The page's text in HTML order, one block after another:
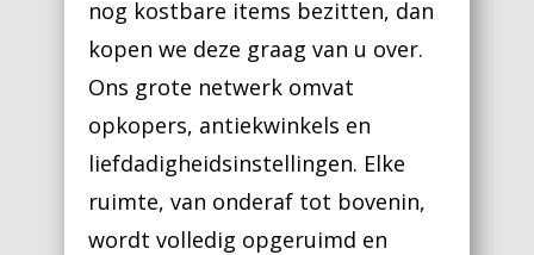
nog kostbare items bezitten, dan
kopen we deze graag van u over.
Ons grote netwerk omvat
opkopers, antiekwinkels en
liefdadigheidsinstellingen. Elke
ruimte, van onderaf tot bovenin,
wordt volledig opgeruimd en